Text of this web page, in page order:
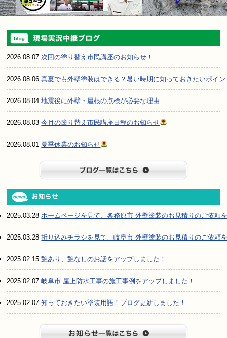
2026.08.07次回の塗り替え市民講座のお知らせ！
2026.08.06真夏でも外壁塗装はできる？暑い時期に知っておきたいポイン
2026.08.04地震後に外壁・屋根の点検が必要な理由
2026.08.03今月の塗り替え市民講座日程のお知らせ
2026.08.01 夏季休業のお知らせ
2025.03.28ホームページを見て、各務原市 外壁塗装のお見積りのご依頼
2025.03.28折り込みチラシを見て、岐阜市 外壁塗装のお見積りのご依頼
2025.02.15艶あり、艶なしのお話をアップしました！
2025.02.07岐阜市 屋上防水工事の施工事例をアップしました！
2025.02.07知っておきたい塗装用語！ブログ更新しました！